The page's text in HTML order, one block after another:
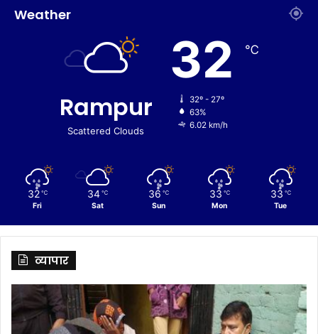
Weather
Rampur
Scattered Clouds
32 ℃
32º - 27º
63%
6.02 km/h
32 ℃
Fri
34 ℃
Sat
36 ℃
Sun
33 ℃
Mon
33 ℃
Tue
व्यापार